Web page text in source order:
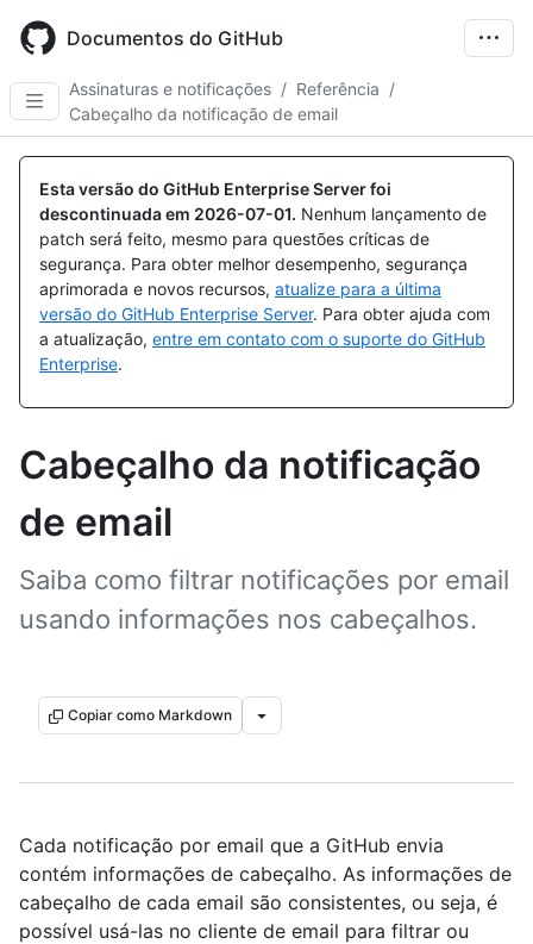
main
content
Documentos do GitHub
Assinaturas e notificações / Referência /
Cabeçalho da notificação de email
Esta versão do GitHub Enterprise Server foi
descontinuada em 2026-07-01. Nenhum lançamento de
patch será feito, mesmo para questões críticas de
segurança. Para obter melhor desempenho, segurança
aprimorada e novos recursos, atualize para a última
versão do GitHub Enterprise Server. Para obter ajuda com
a atualização, entre em contato com o suporte do GitHub
Enterprise.
Cabeçalho da notificação
de email
Saiba como filtrar notificações por email
usando informações nos cabeçalhos.
Copiar como Markdown
Cada notificação por email que a GitHub envia
contém informações de cabeçalho. As informações de
cabeçalho de cada email são consistentes, ou seja, é
possível usá-las no cliente de email para filtrar ou